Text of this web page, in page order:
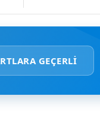
GEÇERLİ